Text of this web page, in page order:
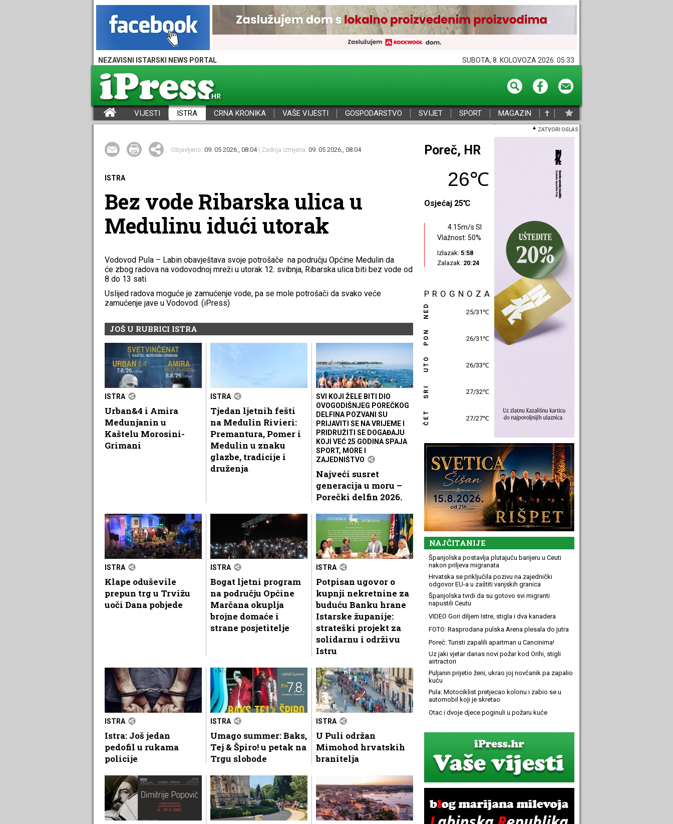
NEZAVISNI ISTARSKI NEWS PORTAL SUBOTA, 8. KOLOVOZA 2026. 05:33
VIJESTI ISTRA CRNA KRONIKA VAŠE VIJESTI GOSPODARSTVO SVIJET SPORT MAGAZIN †
ZATVORI OGLAS
Objavljeno: 09. 05 2026., 08:04| Zadnja izmjena: 09. 05 2026., 08:04
ISTRA
Bez vode Ribarska ulica u
Medulinu idući utorak
Vodovod Pula – Labin obavještava svoje potrošače na području Općine Medulin da
će zbog radova na vodovodnoj mreži u utorak 12. svibnja, Ribarska ulica biti bez vode od
8 do 13 sati.
Uslijed radova moguće je zamućenje vode, pa se mole potrošači da svako veće
zamućenje jave u Vodovod. (iPress)
JOŠ U RUBRICI ISTRA
ISTRA
Urban&4 i Amira
Medunjanin u
Kaštelu Morosini-
Grimani
ISTRA
Tjedan ljetnih fešti
na Medulin Rivieri:
Premantura, Pomer i
Medulin u znaku
glazbe, tradicije i
druženja
SVI KOJI ŽELE BITI DIO
OVOGODIŠNJEG POREČKOG
DELFINA POZVANI SU
PRIJAVITI SE NA VRIJEME I
PRIDRUŽITI SE DOGAĐAJU
KOJI VEĆ 25 GODINA SPAJA
SPORT, MORE I
ZAJEDNIŠTVO
Najveći susret
generacija u moru –
Porečki delfin 2026.
ISTRA
Klape oduševile
prepun trg u Trvižu
uoči Dana pobjede
ISTRA
Bogat ljetni program
na području Općine
Marčana okuplja
brojne domaće i
strane posjetitelje
ISTRA
Potpisan ugovor o
kupnji nekretnine za
buduću Banku hrane
Istarske županije:
strateški projekt za
solidarnu i održivu
Istru
ISTRA
Istra: Još jedan
pedofil u rukama
policije
ISTRA
Umago summer: Baks,
Tej & Špiro! u petak na
Trgu slobode
ISTRA
U Puli održan
Mimohod hrvatskih
branitelja
Poreč, HR
26℃
Osjećaj 25℃
4.15m/s SI
Vlažnost: 50%
Izlazak: 5:58
Zalazak: 20:24
PROGNOZA
NED 25/31℃
PON 26/31℃
UTO 26/33℃
SRI 27/32℃
ČET 27/27℃
NAJČITANIJE
Španjolska postavlja plutajuću barijeru u Ceuti
nakon priljeva migranata
Hrvatska se priključila pozivu na zajednički
odgovor EU-a u zaštiti vanjskih granica
Španjolska tvrdi da su gotovo svi migranti
napustili Ceutu
VIDEO Gori diljem Istre, stigla i dva kanadera
FOTO: Rasprodana pulska Arena plesala do jutra
Poreč: Turisti zapalili apartman u Cancinima!
Uz jaki vjetar danas novi požar kod Orihi, stigli
airtractori
Puljanin prijetio ženi, ukrao joj novčanik pa zapalio
kuću
Pula: Motociklist pretjecao kolonu i zabio se u
automobil koji je skretao
Otac i dvoje djece poginuli u požaru kuće